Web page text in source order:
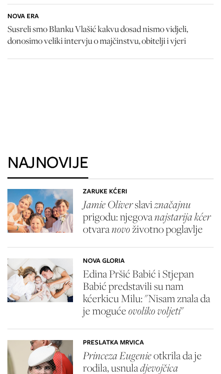
NOVA ERA
Susreli smo Blanku Vlašić kakvu dosad nismo vidjeli,
donosimo veliki intervju o majčinstvu, obitelji i vjeri
NAJNOVIJE
ZARUKE KĆERI
Jamie Oliverslaviznačajnu
prigodu: njegovanajstarija kćer
otvaranovoživotno poglavlje
NOVA GLORIA
Edina Pršić Babić i Stjepan
Babić predstavili su nam
kćerkicu Milu: "Nisam znala da
je mogućeovoliko voljeti"
PRESLATKA MRVICA
Princeza Eugenieotkrila da je
rodila, usnuladjevojčica